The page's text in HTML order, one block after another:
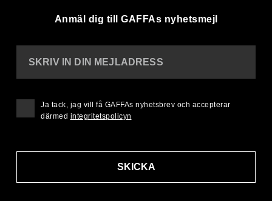
Anmäl dig till GAFFAs nyhetsmejl
SKRIV IN DIN MEJLADRESS
SKICKA
Ja tack, jag vill få GAFFAs nyhetsbrev och accepterar
därmed integritetspolicyn